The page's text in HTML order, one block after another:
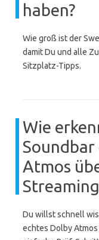
haben?
Wie groß ist der
damit Du und alle
Sitzplatz-Tipps.
Wie
Atmos
Du willst schnell
echtes Dolby